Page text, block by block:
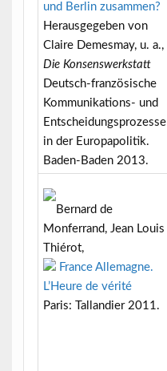
und Berlin zusammen?
Herausgegeben von
Claire Demesmay, u. a.,
Die Konsenswerkstatt
Deutsch-französische
Kommunikations- und
Entscheidungsprozesse
in der Europapolitik.
Baden-Baden 2013.
Bernard de
Monferrand, Jean Louis
Thiérot,
France Allemagne.
L’Heure de vérité
Paris: Tallandier 2011.